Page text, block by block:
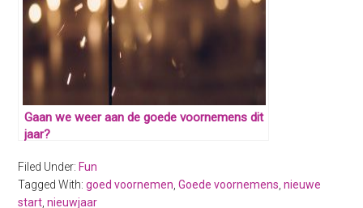
Gaan we weer aan de goede voornemens dit
jaar?
Filed Under:Fun
Tagged With:goed voornemen ,Goede voornemens ,nieuwe
start ,nieuwjaar